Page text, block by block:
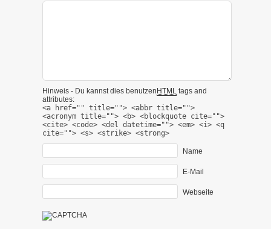
Hinweis - Du kannst dies benutzen HTML tags and
attributes:
<a href="" title=""> <abbr title="">
<acronym title=""> <b> <blockquote cite="">
<cite> <code> <del datetime=""> <em> <i> <q
cite=""> <s> <strike> <strong>
Name
E-Mail
Webseite